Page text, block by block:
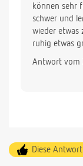
können sehr
schwer und
wieder etwas
ruhig etwas
Antwort vom
Diese